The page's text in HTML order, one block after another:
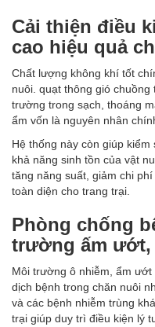
Cải thiện điều
cao hiệu quả
Chất lượng không khí tốt
nuôi. quạt thông gió
trường trong sạch, thoáng
ẩm vốn là nguyên nhân
Hệ thống này còn giúp
khả năng sinh tồn của vật
tăng năng suất, giảm chi
toàn diện cho trang trại.
Phòng chống
trường ấm ướt,
Môi trường ô nhiễm, ẩm
dịch bệnh trong chăn nuôi
và các bệnh nhiễm trùng
trại giúp duy trì điều kiện lý